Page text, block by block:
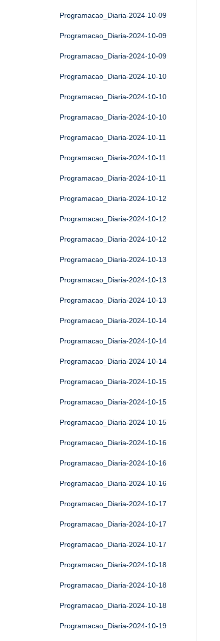
Programacao_Diaria-2024-10-09
Programacao_Diaria-2024-10-09
Programacao_Diaria-2024-10-09
Programacao_Diaria-2024-10-10
Programacao_Diaria-2024-10-10
Programacao_Diaria-2024-10-10
Programacao_Diaria-2024-10-11
Programacao_Diaria-2024-10-11
Programacao_Diaria-2024-10-11
Programacao_Diaria-2024-10-12
Programacao_Diaria-2024-10-12
Programacao_Diaria-2024-10-12
Programacao_Diaria-2024-10-13
Programacao_Diaria-2024-10-13
Programacao_Diaria-2024-10-13
Programacao_Diaria-2024-10-14
Programacao_Diaria-2024-10-14
Programacao_Diaria-2024-10-14
Programacao_Diaria-2024-10-15
Programacao_Diaria-2024-10-15
Programacao_Diaria-2024-10-15
Programacao_Diaria-2024-10-16
Programacao_Diaria-2024-10-16
Programacao_Diaria-2024-10-16
Programacao_Diaria-2024-10-17
Programacao_Diaria-2024-10-17
Programacao_Diaria-2024-10-17
Programacao_Diaria-2024-10-18
Programacao_Diaria-2024-10-18
Programacao_Diaria-2024-10-18
Programacao_Diaria-2024-10-19